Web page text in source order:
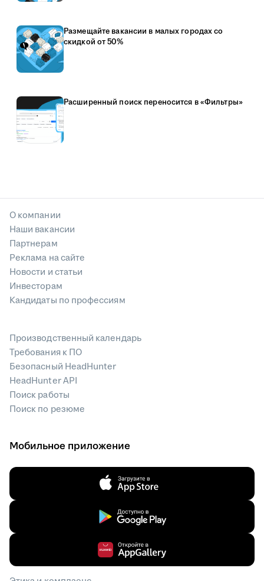
Размещайте вакансии в малых городах со
скидкой от 50%
Расширенный поиск переносится в «Фильтры»
О компании
Наши вакансии
Партнерам
Реклама на сайте
Новости и статьи
Инвесторам
Кандидаты по профессиям
Производственный календарь
Требования к ПО
Безопасный HeadHunter
HeadHunter API
Поиск работы
Поиск по резюме
Мобильное приложение